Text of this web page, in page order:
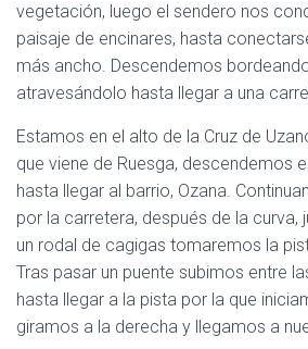
vegetación, luego el sendero nos
paisaje de encinares, hasta
más ancho. Descendemos
atravesándolo hasta llegar a una
Estamos en el alto de la Cruz de
que viene de Ruesga, descendemos
hasta llegar al barrio, Ozana.
por la carretera, después de la curva,
un rodal de cagigas tomaremos la
Tras pasar un puente subimos entre
hasta llegar a la pista por la que
giramos a la derecha y llegamos a